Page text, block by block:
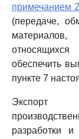
примечанием 2
(передаче,
обеспечить
пункте 7
Экспорт
разработки и